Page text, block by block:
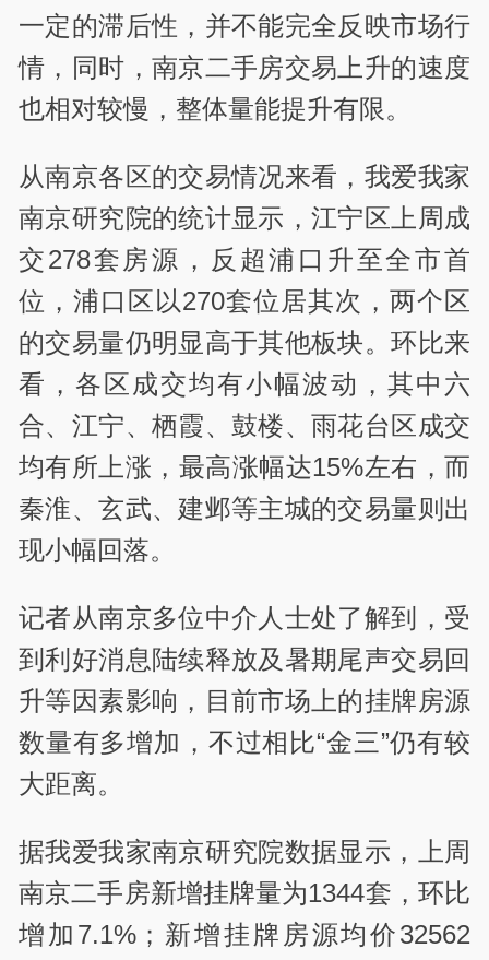
一定的滞后性，并不能完全反映市场行
情，同时，南京二手房交易上升的速度
也相对较慢，整体量能提升有限。
从南京各区的交易情况来看，我爱我家
南京研究院的统计显示，江宁区上周成
交278套房源，反超浦口升至全市首
位，浦口区以270套位居其次，两个区
的交易量仍明显高于其他板块。环比来
看，各区成交均有小幅波动，其中六
合、江宁、栖霞、鼓楼、雨花台区成交
均有所上涨，最高涨幅达15%左右，而
秦淮、玄武、建邺等主城的交易量则出
现小幅回落。
记者从南京多位中介人士处了解到，受
到利好消息陆续释放及暑期尾声交易回
升等因素影响，目前市场上的挂牌房源
数量有多增加，不过相比“金三”仍有较
大距离。
据我爱我家南京研究院数据显示，上周
南京二手房新增挂牌量为1344套，环比
增加7.1%；新增挂牌房源均价32562